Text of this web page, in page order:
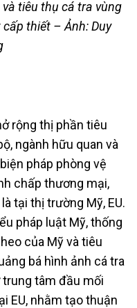
tiêu thụ cá tra vùng
thiết – Ảnh: Duy
rộng thị phần tiêu
ngành hữu quan và
pháp phòng vệ
chấp thương mại,
tại thị trường Mỹ, EU.
pháp luật Mỹ, thống
của Mỹ và tiêu
bá hình ảnh cá tra
trung tâm đầu mối
EU, nhằm tạo thuận